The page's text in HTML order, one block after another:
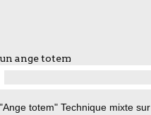
un ange totem
"Ange totem" Technique mixte sur